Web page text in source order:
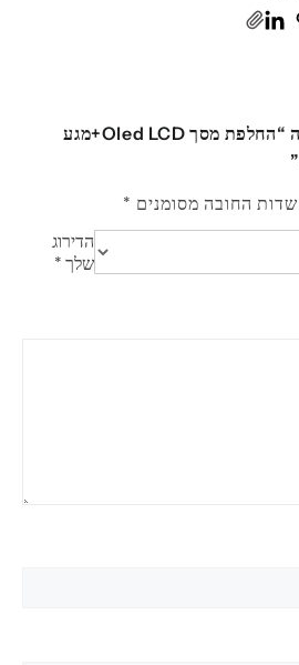
היה הראשון לכתוב סקירה “החלפת מסך Oled LCD+מגע
שדות החובה מסומנים *
הדירוג
שלך *